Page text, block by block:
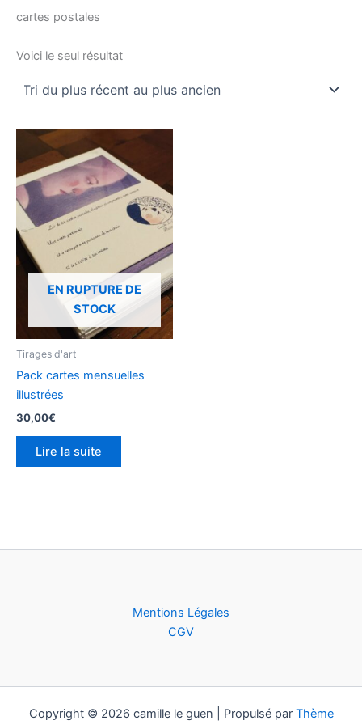
cartes postales
Voici le seul résultat
EN RUPTURE DE
STOCK
Tirages d'art
Pack cartes mensuelles
illustrées
30,00€
Lire la suite
Mentions Légales
CGV
Copyright © 2026 camille le guen | Propulsé par Thème